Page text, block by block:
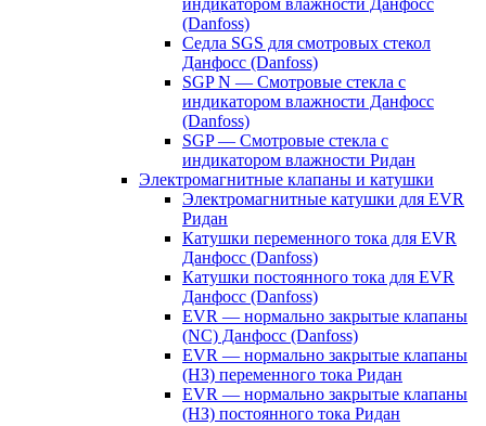
индикатором влажности Данфосс
(Danfoss)
Седла SGS для смотровых стекол
Данфосс (Danfoss)
SGP N — Смотровые стекла с
индикатором влажности Данфосс
(Danfoss)
SGP — Смотровые стекла с
индикатором влажности Ридан
Электромагнитные клапаны и катушки
Электромагнитные катушки для EVR
Ридан
Катушки переменного тока для EVR
Данфосс (Danfoss)
Катушки постоянного тока для EVR
Данфосс (Danfoss)
EVR — нормально закрытые клапаны
(NC) Данфосс (Danfoss)
EVR — нормально закрытые клапаны
(НЗ) переменного тока Ридан
EVR — нормально закрытые клапаны
(НЗ) постоянного тока Ридан